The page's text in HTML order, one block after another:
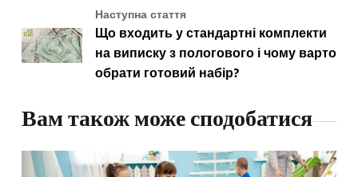
Наступна стаття
Що входить у стандартні комплекти
на виписку з пологового і чому варто
обрати готовий набір?
Вам також може сподобатися